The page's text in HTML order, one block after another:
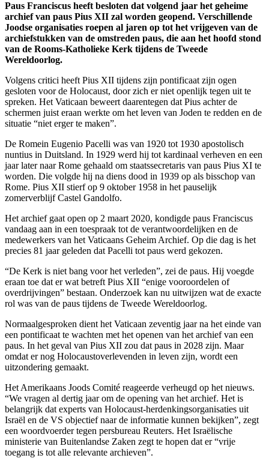
Paus Franciscus heeft besloten dat volgend jaar het geheime
archief van paus Pius XII zal worden geopend. Verschillende
Joodse organisaties roepen al jaren op tot het vrijgeven van de
archiefstukken van de omstreden paus, die aan het hoofd stond
van de Rooms-Katholieke Kerk tijdens de Tweede
Wereldoorlog.
Volgens critici heeft Pius XII tijdens zijn pontificaat zijn ogen
gesloten voor de Holocaust, door zich er niet openlijk tegen uit te
spreken. Het Vaticaan beweert daarentegen dat Pius achter de
schermen juist eraan werkte om het leven van Joden te redden en de
situatie “niet erger te maken”.
De Romein Eugenio Pacelli was van 1920 tot 1930 apostolisch
nuntius in Duitsland. In 1929 werd hij tot kardinaal verheven en een
jaar later naar Rome gehaald om staatssecretaris van paus Pius XI te
worden. Die volgde hij na diens dood in 1939 op als bisschop van
Rome. Pius XII stierf op 9 oktober 1958 in het pauselijk
zomerverblijf Castel Gandolfo.
Het archief gaat open op 2 maart 2020, kondigde paus Franciscus
vandaag aan in een toespraak tot de verantwoordelijken en de
medewerkers van het Vaticaans Geheim Archief. Op die dag is het
precies 81 jaar geleden dat Pacelli tot paus werd gekozen.
“De Kerk is niet bang voor het verleden”, zei de paus. Hij voegde
eraan toe dat er wat betreft Pius XII “enige vooroordelen of
overdrijvingen” bestaan. Onderzoek kan nu uitwijzen wat de exacte
rol was van de paus tijdens de Tweede Wereldoorlog.
Normaalgesproken dient het Vaticaan zeventig jaar na het einde van
een pontificaat te wachten met het openen van het archief van een
paus. In het geval van Pius XII zou dat paus in 2028 zijn. Maar
omdat er nog Holocaustoverlevenden in leven zijn, wordt een
uitzondering gemaakt.
Het Amerikaans Joods Comité reageerde verheugd op het nieuws.
“We vragen al dertig jaar om de opening van het archief. Het is
belangrijk dat experts van Holocaust-herdenkingsorganisaties uit
Israël en de VS objectief naar de informatie kunnen bekijken”, zegt
een woordvoerder tegen persbureau Reuters. Het Israëlische
ministerie van Buitenlandse Zaken zegt te hopen dat er “vrije
toegang is tot alle relevante archieven”.